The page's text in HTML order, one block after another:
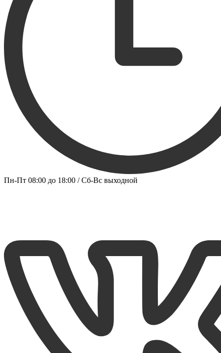
Пн-Пт 08:00 до 18:00 / Сб-Вс выходной